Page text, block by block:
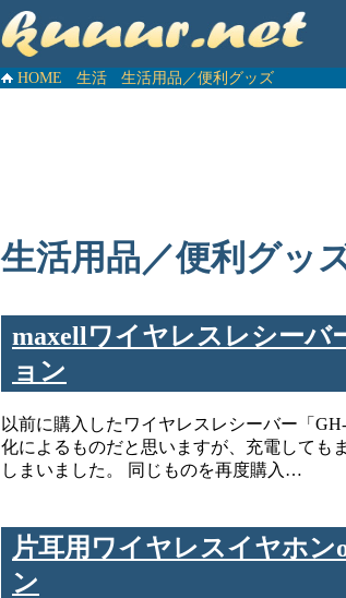
HOME 生活 生活用品／便利グッズ
生活用品／便利グッ
maxellワイヤレスレシーバ
ョン
以前に購入したワイヤレスレシーバー「
化によるものだと思いますが、充電しても
しまいました。 同じものを再度購入…
片耳用ワイヤレスイヤホ
ン